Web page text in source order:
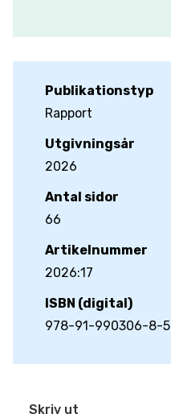
Publikationstyp
Rapport
Utgivningsår
2026
Antal sidor
66
Artikelnummer
2026:17
ISBN (digital)
978-91-990306-8-5
Skriv ut